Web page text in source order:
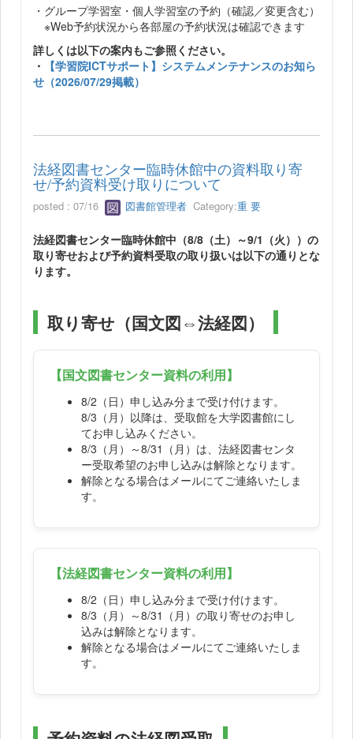
・グループ学習室・個人学習室の予約（確認／変更含む）
※Web予約状況から各部屋の予約状況は確認できます
詳しくは以下の案内もご参照ください。
・
【学習院ICTサポート】システムメンテナンスのお知ら
せ（2026/07/29掲載）
法経図書センター臨時休館中の資料取り寄
せ/予約資料受け取りについて
posted : 07/16 図書館管理者 Category:重 要
法経図書センター臨時休館中（8/8（土）～9/1（火））の
取り寄せおよび予約資料受取の取り扱いは以下の通りとな
ります。
取り寄せ（国文図⇔法経図）
【国文図書センター資料の利用】
8/2（日）申し込み分まで受け付けます。
8/3（月）以降は、受取館を大学図書館にし
てお申し込みください。
8/3（月）～8/31（月）は、法経図書センタ
ー受取希望のお申し込みは解除となります。
解除となる場合はメールにてご連絡いたしま
す。
【法経図書センター資料の利用】
8/2（日）申し込み分まで受け付けます。
8/3（月）～8/31（月）の取り寄せのお申し
込みは解除となります。
解除となる場合はメールにてご連絡いたしま
す。